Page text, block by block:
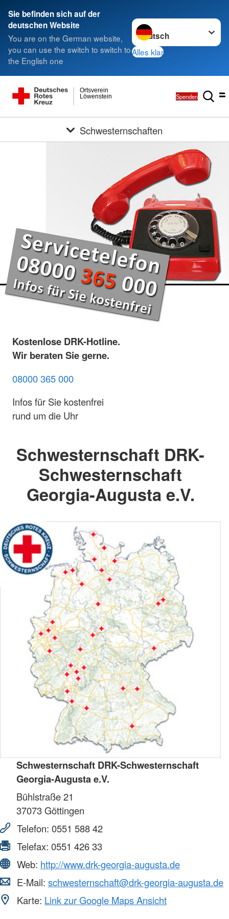
Sie befinden sich auf der
deutschen Website
You are on the German website,
you can use the switch to switch to
the English one
Sprache wechseln zu
Alles klar
Löwenstein
Ortsverein
Spenden
Schwesternschaften
Kostenlose DRK-Hotline.
Wir beraten Sie gerne.
08000 365 000
Infos für Sie kostenfrei
rund um die Uhr
Schwesternschaft DRK-
Schwesternschaft
Georgia-Augusta e.V.
Schwesternschaft DRK-Schwesternschaft
Georgia-Augusta e.V.
Bühlstraße 21
37073Göttingen
Telefon: 0551 588 42
Telefax: 0551 426 33
Web: http://www.drk-georgia-augusta.de
E-Mail: schwesternschaft@drk-georgia-augusta.de
Karte: Link zur Google Maps Ansicht